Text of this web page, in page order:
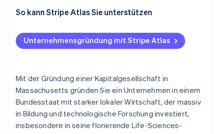
1. Wählen Sie Ihre Unternehmensform
2. Überprüfen und reservieren Sie Ihren Namen
3. Identifizieren Sie Ihre Gründer/innen und
4. Benennen Sie eine registrierte Vertretung
6. Verabschieden Sie eine Satzung und halten Sie
eine konstituierende Sitzung ab
7. Registrieren Sie sich für Steuern in Massachusetts
So kann Stripe Atlas Sie unterstützen
Bei Atlas eine Unternehmensgründung beantragen
Zahlungen und Bankgeschäfte vor Erhalt der EIN
erwerben
Automatische Einreichung des 83(b)-
Steuerformulars
Hochwertige rechtliche Unternehmensdokumente
Unternehmensgründung mit Stripe Atlas
Mit der Gründung einer Kapitalgesellschaft in
Massachusetts gründen Sie ein Unternehmen in einem
Bundesstaat mit starker lokaler Wirtschaft, der massiv
in Bildung und technologische Forschung investiert,
insbesondere in seine florierende Life-Sciences-